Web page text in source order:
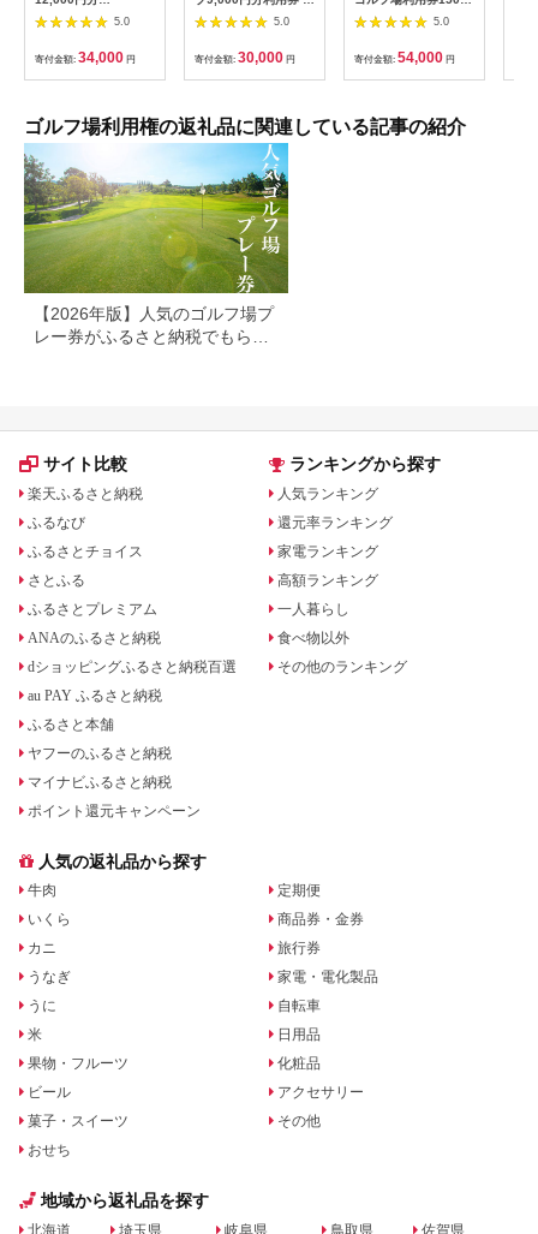
[BBEC002]ゴルフ倶
楽部大樹 瀬戸店
5.0
寄付金額: 34,000 円
ゴルフ[AFAD007]
5.0
寄付金額: 30,000 円
円分（寄付金額の3割
相当額分） ／ ゴルフ
プレー 都心から1時間
利用券 ゴルフ場 チケ
ット 茨城 ゴルフ 予約
立地 ゴルフラウンド
アウトドア スポーツ
5.0
寄付金額: 54,000 円
ゴルフ場利用権の返礼品に関連している記事の紹介
【2026年版】人気のゴルフ場プ
レー券がふるさと納税でもらえ
サイト比較
楽天ふるさと納税
ふるなび
ふるさとチョイス
さとふる
ふるさとプレミアム
ANAのふるさと納税
dショッピングふるさと納税百選
au PAY ふるさと納税
ふるさと本舗
ヤフーのふるさと納税
マイナビふるさと納税
ポイント還元キャンペーン
ランキングから探す
人気ランキング
還元率ランキング
家電ランキング
高額ランキング
一人暮らし
食べ物以外
その他のランキング
人気の返礼品から探す
牛肉
いくら
カニ
うなぎ
うに
米
果物・フルーツ
ビール
菓子・スイーツ
おせち
定期便
商品券・金券
旅行券
家電・電化製品
自転車
日用品
化粧品
アクセサリー
その他
地域から返礼品を探す
北海道 埼玉県 岐阜県 鳥取県 佐賀県